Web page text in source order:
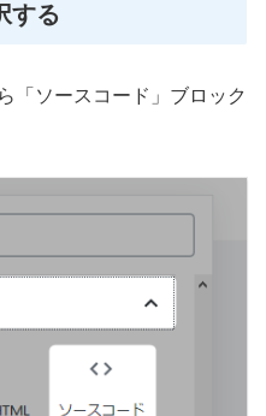
する
「ソースコード」ブロック